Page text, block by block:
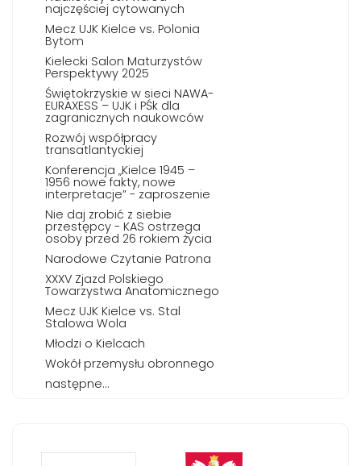
najczęściej cytowanych
Mecz UJK Kielce vs. Polonia
Bytom
Kielecki Salon Maturzystów
Perspektywy 2025
Świętokrzyskie w sieci NAWA-
EURAXESS – UJK i PŚk dla
zagranicznych naukowców
Rozwój współpracy
transatlantyckiej
Konferencja „Kielce 1945 –
1956 nowe fakty, nowe
interpretacje” - zaproszenie
Nie daj zrobić z siebie
przestępcy - KAS ostrzega
osoby przed 26 rokiem życia
Narodowe Czytanie Patrona
XXXV Zjazd Polskiego
Towarzystwa Anatomicznego
Mecz UJK Kielce vs. Stal
Stalowa Wola
Młodzi o Kielcach
Wokół przemysłu obronnego
następne...